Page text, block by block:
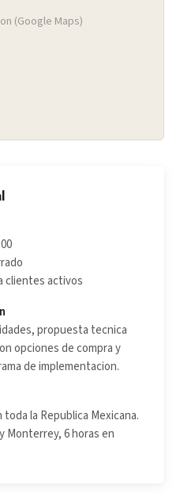
(Google Maps)
clientes activos
propuesta tecnica
opciones de compra y
de implementacion.
la Republica Mexicana.
Monterrey, 6 horas en